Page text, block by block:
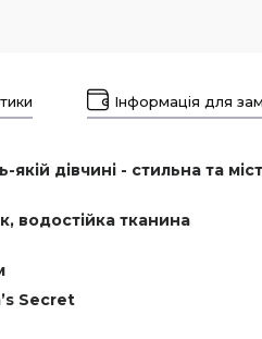
Інформація для
дівчині - стильна та
водостійка тканина
Secret